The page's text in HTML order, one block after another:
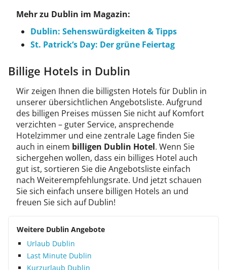
Mehr zu Dublin im Magazin:
Dublin: Sehenswürdigkeiten & Tipps
St. Patrick‘s Day: Der grüne Feiertag
Billige Hotels in Dublin
Wir zeigen Ihnen die billigsten Hotels für Dublin in
unserer übersichtlichen Angebotsliste. Aufgrund
des billigen Preises müssen Sie nicht auf Komfort
verzichten – guter Service, ansprechende
Hotelzimmer und eine zentrale Lage finden Sie
auch in einem billigen Dublin Hotel. Wenn Sie
sichergehen wollen, dass ein billiges Hotel auch
gut ist, sortieren Sie die Angebotsliste einfach
nach Weiterempfehlungsrate. Und jetzt schauen
Sie sich einfach unsere billigen Hotels an und
freuen Sie sich auf Dublin!
Weitere Dublin Angebote
Urlaub Dublin
Last Minute Dublin
Kurzurlaub Dublin